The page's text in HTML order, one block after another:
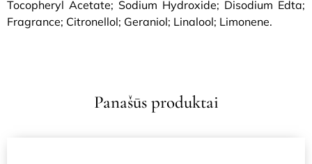
Tocopheryl Acetate; Sodium Hydroxide; Disodium Edta;
Fragrance; Citronellol; Geraniol; Linalool; Limonene.
Panašūs produktai